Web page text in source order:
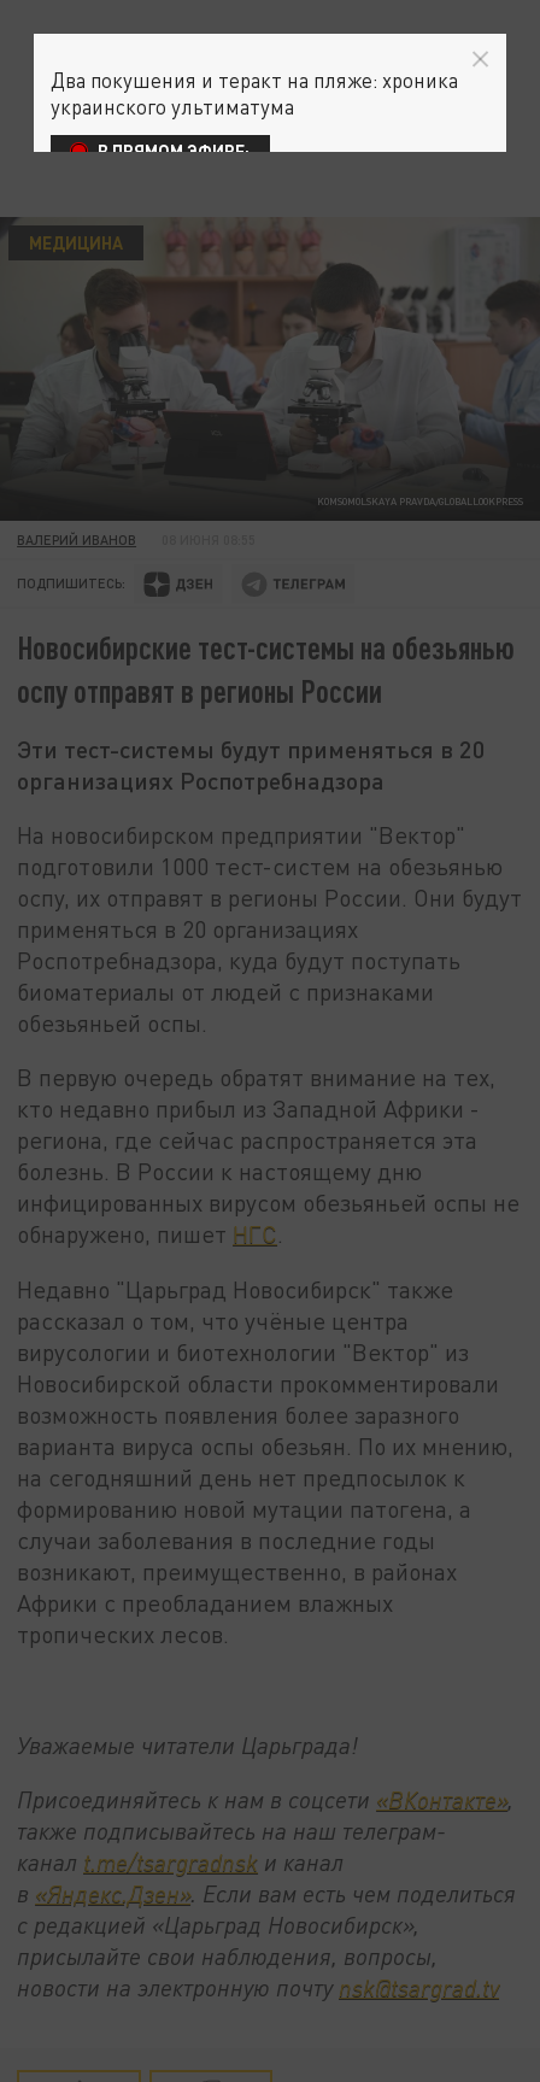
KOMSOMOLSKAYA PRAVDA/GLOBALLOOKPRESS
МЕДИЦИНА
ВАЛЕРИЙ ИВАНОВ
ПОДПИШИТЕСЬ:
Новосибирские тест-системы на обезьянью
оспу отправят в регионы России
Эти тест-системы будут применяться в 20
организациях Роспотребнадзора
На новосибирском предприятии "Вектор"
подготовили 1000 тест-систем на обезьянью
оспу, их отправят в регионы России. Они будут
применяться в 20 организациях
Роспотребнадзора, куда будут поступать
биоматериалы от людей с признаками
обезьяньей оспы.
В первую очередь обратят внимание на тех,
кто недавно прибыл из Западной Африки -
региона, где сейчас распространяется эта
болезнь. В России к настоящему дню
инфицированных вирусом обезьяньей оспы не
обнаружено, пишет НГС
Недавно "Царьград Новосибирск" также
рассказал о том, что учёные центра
вирусологии и биотехнологии "Вектор" из
Новосибирской области прокомментировали
возможность появления более заразного
варианта вируса оспы обезьян. По их мнению,
на сегодняшний день нет предпосылок к
формированию новой мутации патогена, а
случаи заболевания в последние годы
возникают, преимущественно, в районах
Африки с преобладанием влажных
тропических лесов.
Уважаемые читатели Царьграда!
Присоединяйтесь к нам в соцсети «ВКонтакте»,
также подписывайтесь на наш телеграм-
канал t.me/tsargradnsk и канал
в «Яндекс.Дзен». Если вам есть чем поделиться
с редакцией «Царьград Новосибирск»,
присылайте свои наблюдения, вопросы,
новости на электронную почту nsk@tsargrad.tv
Два покушения и теракт на пляже: хроника
украинского ультиматума
В ПРЯМОМ ЭФИРЕ: